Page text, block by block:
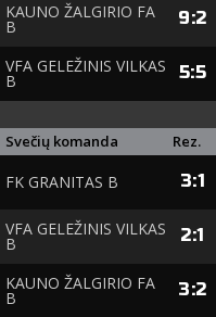
KAUNO ŽALGIRIO FA
B 9:2
VFA GELEŽINIS VILKAS
B 5:5
Svečių komanda Rez.
FK GRANITAS B 3:1
VFA GELEŽINIS VILKAS
B 2:1
KAUNO ŽALGIRIO FA
B 3:2